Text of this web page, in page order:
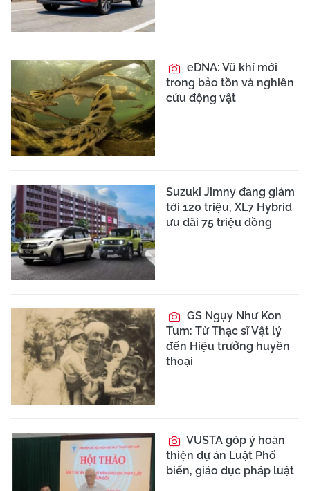
eDNA: Vũ khí mới
trong bảo tồn và nghiên
cứu động vật
Suzuki Jimny đang giảm
tới 120 triệu, XL7 Hybrid
ưu đãi 75 triệu đồng
GS Ngụy Như Kon
Tum: Từ Thạc sĩ Vật lý
đến Hiệu trưởng huyền
thoại
VUSTA góp ý hoàn
thiện dự án Luật Phổ
biến, giáo dục pháp luật